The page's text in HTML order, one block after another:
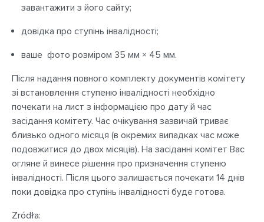
завантажити з його сайту;
довідка про ступінь інвалідності;
ваше фото розміром 35 мм × 45 мм.
Після надання повного комплекту документів комітету
зі встановлення ступеню інвалідності необхідно
почекати на лист з інформацією про дату й час
засідання комітету. Час очікування зазвичай триває
близько одного місяця (в окремих випадках час може
подовжитися до двох місяців). На засіданні комітет Вас
огляне й винесе рішення про призначення ступеню
інвалідності. Після цього залишається почекати 14 днів
поки довідка про ступінь інвалідності буде готова.
Zródła: